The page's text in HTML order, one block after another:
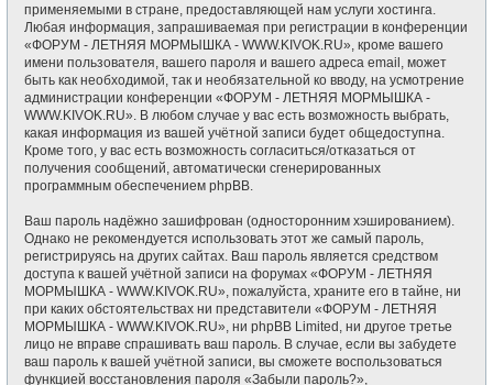
применяемыми в стране, предоставляющей нам услуги хостинга.
Любая информация, запрашиваемая при регистрации в конференции
«ФОРУМ - ЛЕТНЯЯ МОРМЫШКА - WWW.KIVOK.RU», кроме вашего
имени пользователя, вашего пароля и вашего адреса email, может
быть как необходимой, так и необязательной ко вводу, на усмотрение
администрации конференции «ФОРУМ - ЛЕТНЯЯ МОРМЫШКА -
WWW.KIVOK.RU». В любом случае у вас есть возможность выбрать,
какая информация из вашей учётной записи будет общедоступна.
Кроме того, у вас есть возможность согласиться/отказаться от
получения сообщений, автоматически сгенерированных
программным обеспечением phpBB.
Ваш пароль надёжно зашифрован (односторонним хэшированием).
Однако не рекомендуется использовать этот же самый пароль,
регистрируясь на других сайтах. Ваш пароль является средством
доступа к вашей учётной записи на форумах «ФОРУМ - ЛЕТНЯЯ
МОРМЫШКА - WWW.KIVOK.RU», пожалуйста, храните его в тайне, ни
при каких обстоятельствах ни представители «ФОРУМ - ЛЕТНЯЯ
МОРМЫШКА - WWW.KIVOK.RU», ни phpBB Limited, ни другое третье
лицо не вправе спрашивать ваш пароль. В случае, если вы забудете
ваш пароль к вашей учётной записи, вы сможете воспользоваться
функцией восстановления пароля «Забыли пароль?»,